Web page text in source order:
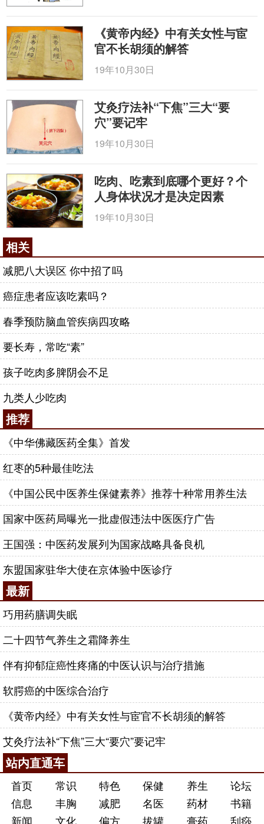
《黄帝内经》中有关女性与宦
官不长胡须的解答
19年10月30日
艾灸疗法补“下焦”三大“要
穴”要记牢
19年10月30日
吃肉、吃素到底哪个更好？个
人身体状况才是决定因素
19年10月30日
相关
减肥八大误区 你中招了吗
癌症患者应该吃素吗？
春季预防脑血管疾病四攻略
要长寿，常吃“素”
孩子吃肉多脾阴会不足
九类人少吃肉
推荐
《中华佛藏医药全集》首发
红枣的5种最佳吃法
《中国公民中医养生保健素养》推荐十种常用养生法
国家中医药局曝光一批虚假违法中医医疗广告
王国强：中医药发展列为国家战略具备良机
东盟国家驻华大使在京体验中医诊疗
最新
巧用药膳调失眠
二十四节气养生之霜降养生
伴有抑郁症癌性疼痛的中医认识与治疗措施
软腭癌的中医综合治疗
《黄帝内经》中有关女性与宦官不长胡须的解答
艾灸疗法补“下焦”三大“要穴”要记牢
站内直通车
首页 常识 特色 保健 养生
论坛
信息
丰胸 减肥 名医 药材
书籍
新闻
文化 偏方 拔罐 膏药 刮痧